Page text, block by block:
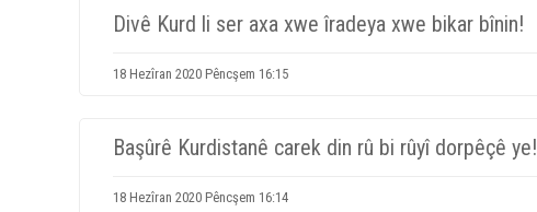
Divê Kurd li ser axa xwe îradeya xwe bikar bînin!
18 Hezîran 2020 Pêncşem 16:15
Başûrê Kurdistanê carek din rû bi rûyî dorpêçê ye!
18 Hezîran 2020 Pêncşem 16:14